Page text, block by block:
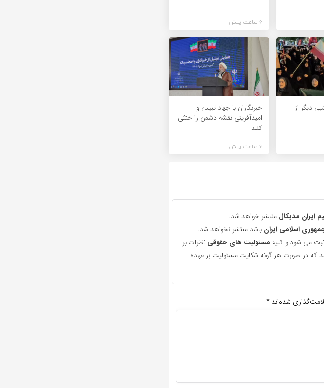
6 ساعت پیش
دیگر از
خبرنگاران با جهاد تبیین و
امیدآفرینی نقشه دشمن را خنثی
کنند
6 ساعت پیش
ایران مدیکال منتشر خواهد شد.
اسلامی ایران باشد منتشر نخواهد شد.
می شود و کلیه مسئولیت های حقوقی نظرات بر
که در صورت هر گونه شکایت مسئولیت بر عهده
شده‌اند *